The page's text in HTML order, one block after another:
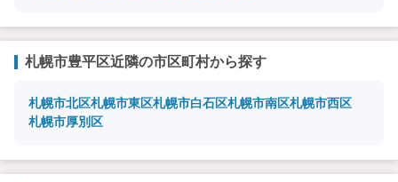
札幌市豊平区近隣の市区町村から探す
札幌市北区札幌市東区札幌市白石区札幌市南区札幌市西区
札幌市厚別区